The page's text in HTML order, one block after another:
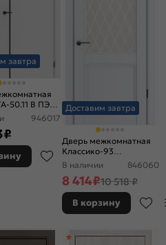
завтра
50.11 B ПЭТ,
в
глухая,
щитовая
946017
₽
Доставим завтра
Дверь межкомнатная
Классико-93
Полипропилен, Alaska,
В наличии 846060
8 414₽10 518 ₽
В корзину